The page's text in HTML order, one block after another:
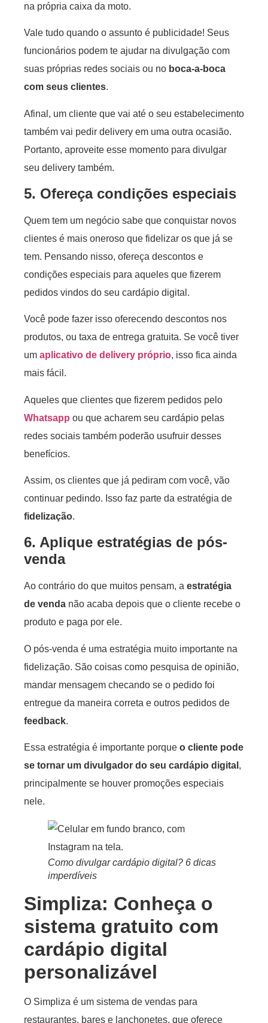
na própria caixa da moto.
Vale tudo quando o assunto é publicidade! Seus
funcionários podem te ajudar na divulgação com
suas próprias redes sociais ou no boca-a-boca
com seus clientes.
Afinal, um cliente que vai até o seu estabelecimento
também vai pedir delivery em uma outra ocasião.
Portanto, aproveite esse momento para divulgar
seu delivery também.
5. Ofereça condições especiais
Quem tem um negócio sabe que conquistar novos
clientes é mais oneroso que fidelizar os que já se
tem. Pensando nisso, ofereça descontos e
condições especiais para aqueles que fizerem
pedidos vindos do seu cardápio digital.
Você pode fazer isso oferecendo descontos nos
produtos, ou taxa de entrega gratuita. Se você tiver
um aplicativo de delivery próprio, isso fica ainda
mais fácil.
Aqueles que clientes que fizerem pedidos pelo
Whatsapp ou que acharem seu cardápio pelas
redes sociais também poderão usufruir desses
benefícios.
Assim, os clientes que já pediram com você, vão
continuar pedindo. Isso faz parte da estratégia de
fidelização.
6. Aplique estratégias de pós-
venda
Ao contrário do que muitos pensam, a estratégia
de venda não acaba depois que o cliente recebe o
produto e paga por ele.
O pós-venda é uma estratégia muito importante na
fidelização. São coisas como pesquisa de opinião,
mandar mensagem checando se o pedido foi
entregue da maneira correta e outros pedidos de
feedback.
Essa estratégia é importante porque o cliente pode
se tornar um divulgador do seu cardápio digital ,
principalmente se houver promoções especiais
nele.
Como divulgar cardápio digital? 6 dicas
imperdíveis
Simpliza: Conheça o
sistema gratuito com
cardápio digital
personalizável
O Simpliza é um sistema de vendas para
restaurantes, bares e lanchonetes, que oferece